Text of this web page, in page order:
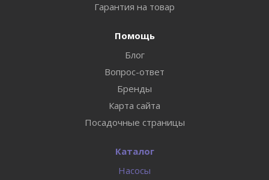
Гарантия на товар
Помощь
Блог
Вопрос-ответ
Бренды
Карта сайта
Посадочные страницы
Каталог
Насосы